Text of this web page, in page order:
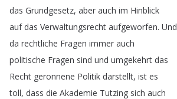
das Grundgesetz, aber auch im Hinblick
auf das Verwaltungsrecht aufgeworfen. Und
da rechtliche Fragen immer auch
politische Fragen sind und umgekehrt das
Recht geronnene Politik darstellt, ist es
toll, dass die Akademie Tutzing sich auch